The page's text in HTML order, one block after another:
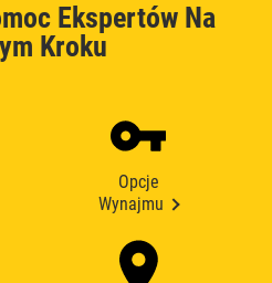
Ekspertów Na
Kroku
Opcje
Wynajmu